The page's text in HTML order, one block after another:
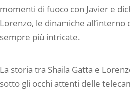
momenti di fuoco con Javier e
Lorenzo, le dinamiche all’interno
sempre più intricate.
La storia tra Shaila Gatta e
sotto gli occhi attenti delle